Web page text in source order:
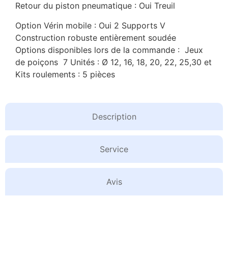
Description
Service
Avis
Retour du piston pneumatique : Oui Treuil
Option Vérin mobile : Oui 2 Supports V
Construction robuste entièrement soudée
Options disponibles lors de la commande : Jeux
de poiçons 7 Unités : Ø 12, 16, 18, 20, 22, 25,30 et
Kits roulements : 5 pièces